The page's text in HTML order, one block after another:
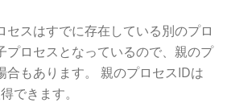
セスはすでに存在している別のプロ
プロセスとなっているので、親のプ
合もあります。 親のプロセスIDは
できます。